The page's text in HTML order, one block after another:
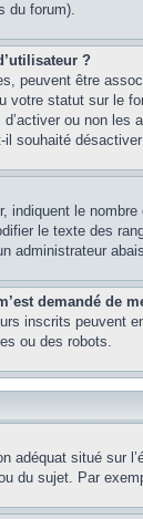
du forum).
?
peuvent être
statut sur le
d’activer ou non
il souhaité
indiquent le
le texte des
administrateur
demandé de
inscrits peuvent
ou des robots.
adéquat situé sur
du sujet. Par